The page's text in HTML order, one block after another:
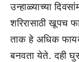
उन्हाळ्याच्या
शरिरासाठी खूपच
ताक हे अधिक
बनवता येते. दही